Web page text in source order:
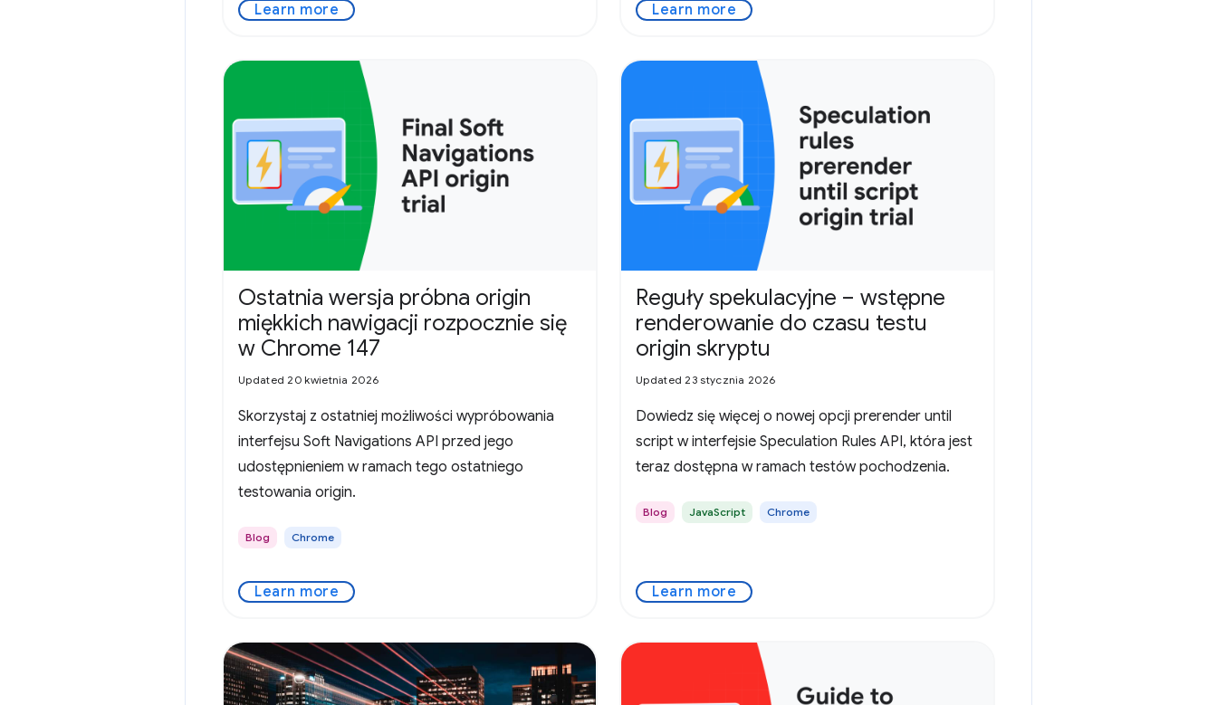
Learn more Learn more
Ostatnia wersja próbna origin
miękkich nawigacji rozpocznie się
w Chrome 147
Updated 20 kwietnia 2026
Skorzystaj z ostatniej możliwości wypróbowania
interfejsu Soft Navigations API przed jego
udostępnieniem w ramach tego ostatniego
testowania origin.
Blog Chrome
Learn more
Reguły spekulacyjne – wstępne
renderowanie do czasu testu
origin skryptu
Updated 23 stycznia 2026
Dowiedz się więcej o nowej opcji prerender until
script w interfejsie Speculation Rules API, która jest
teraz dostępna w ramach testów pochodzenia.
Blog JavaScript Chrome
Learn more